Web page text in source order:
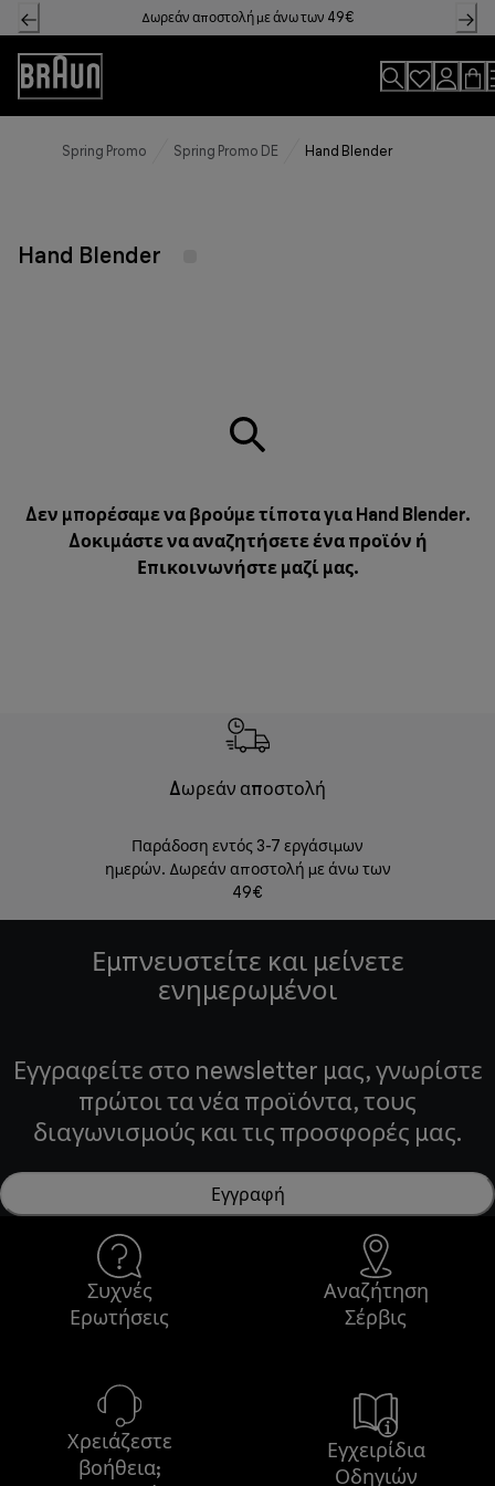
Skip
to
Content
Δωρεάν αποστολή με άνω των 49€
Accessibility
Statement
Spring Promo Spring Promo DE Hand Blender
Hand Blender
Δεν μπορέσαμε να βρούμε τίποτα για Hand Blender.
Δοκιμάστε να αναζητήσετε ένα προϊόν ή
Επικοινωνήστε μαζί μας.
Δωρεάν αποστολή
Παράδοση εντός 3-7 εργάσιμων
ημερών. Δωρεάν αποστολή με άνω των
49€
Εμπνευστείτε και μείνετε
ενημερωμένοι
Εγγραφείτε στο newsletter μας, γνωρίστε
πρώτοι τα νέα προϊόντα, τους
διαγωνισμούς και τις προσφορές μας.
Εγγραφή
Συχνές
Ερωτήσεις
Αναζήτηση
Σέρβις
Χρειάζεστε
βοήθεια;
Εγχειρίδια
Οδηγιών